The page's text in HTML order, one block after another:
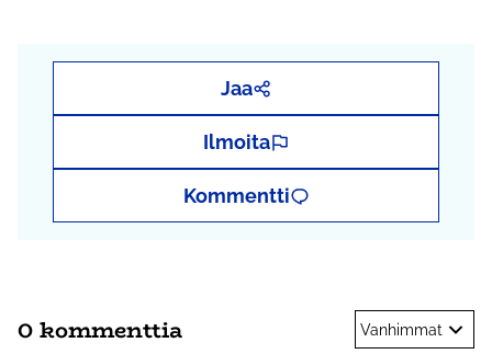
Jaa
Ilmoita
Kommentti
0 kommenttia Vanhimmat